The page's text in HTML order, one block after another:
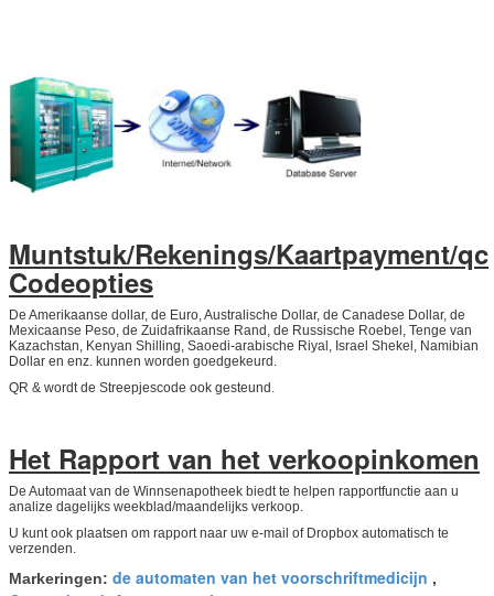
Muntstuk/Rekenings/Kaartpayment/qc
Codeopties
De Amerikaanse dollar, de Euro, Australische Dollar, de Canadese Dollar, de
Mexicaanse Peso, de Zuidafrikaanse Rand, de Russische Roebel, Tenge van
Kazachstan, Kenyan Shilling, Saoedi-arabische Riyal, Israel Shekel, Namibian
Dollar en enz. kunnen worden goedgekeurd.
QR & wordt de Streepjescode ook gesteund.
Het Rapport van het verkoopinkomen
De Automaat van de Winnsenapotheek biedt te helpen rapportfunctie aan u
analize dagelijks weekblad/maandelijks verkoop.
U kunt ook plaatsen om rapport naar uw e-mail of Dropbox automatisch te
verzenden.
Markeringen: de automaten van het voorschriftmedicijn ,